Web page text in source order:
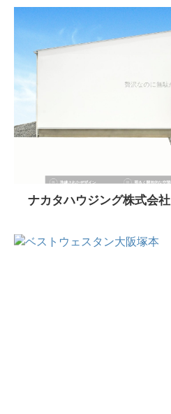
ナカタハウジング株式会社